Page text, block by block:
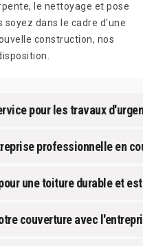
le nettoyage et pose
soyez dans le cadre d'une
construction, nos
pour les travaux
professionnelle en
une toiture durable et
couverture avec